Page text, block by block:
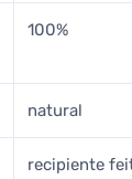
100%
natural
recipiente